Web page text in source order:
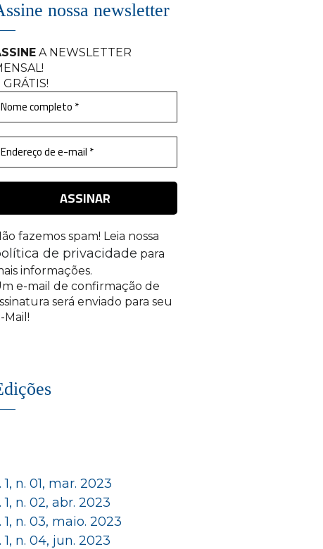
nossa newsletter
A NEWSLETTER
!
GRÁTIS!
fazemos spam! Leia nossa
de privacidade para
informações.
e-mail de confirmação de
será enviado para seu
Mail!
1, n. 01, mar. 2023
1, n. 02, abr. 2023
1, n. 03, maio. 2023
1, n. 04, jun. 2023